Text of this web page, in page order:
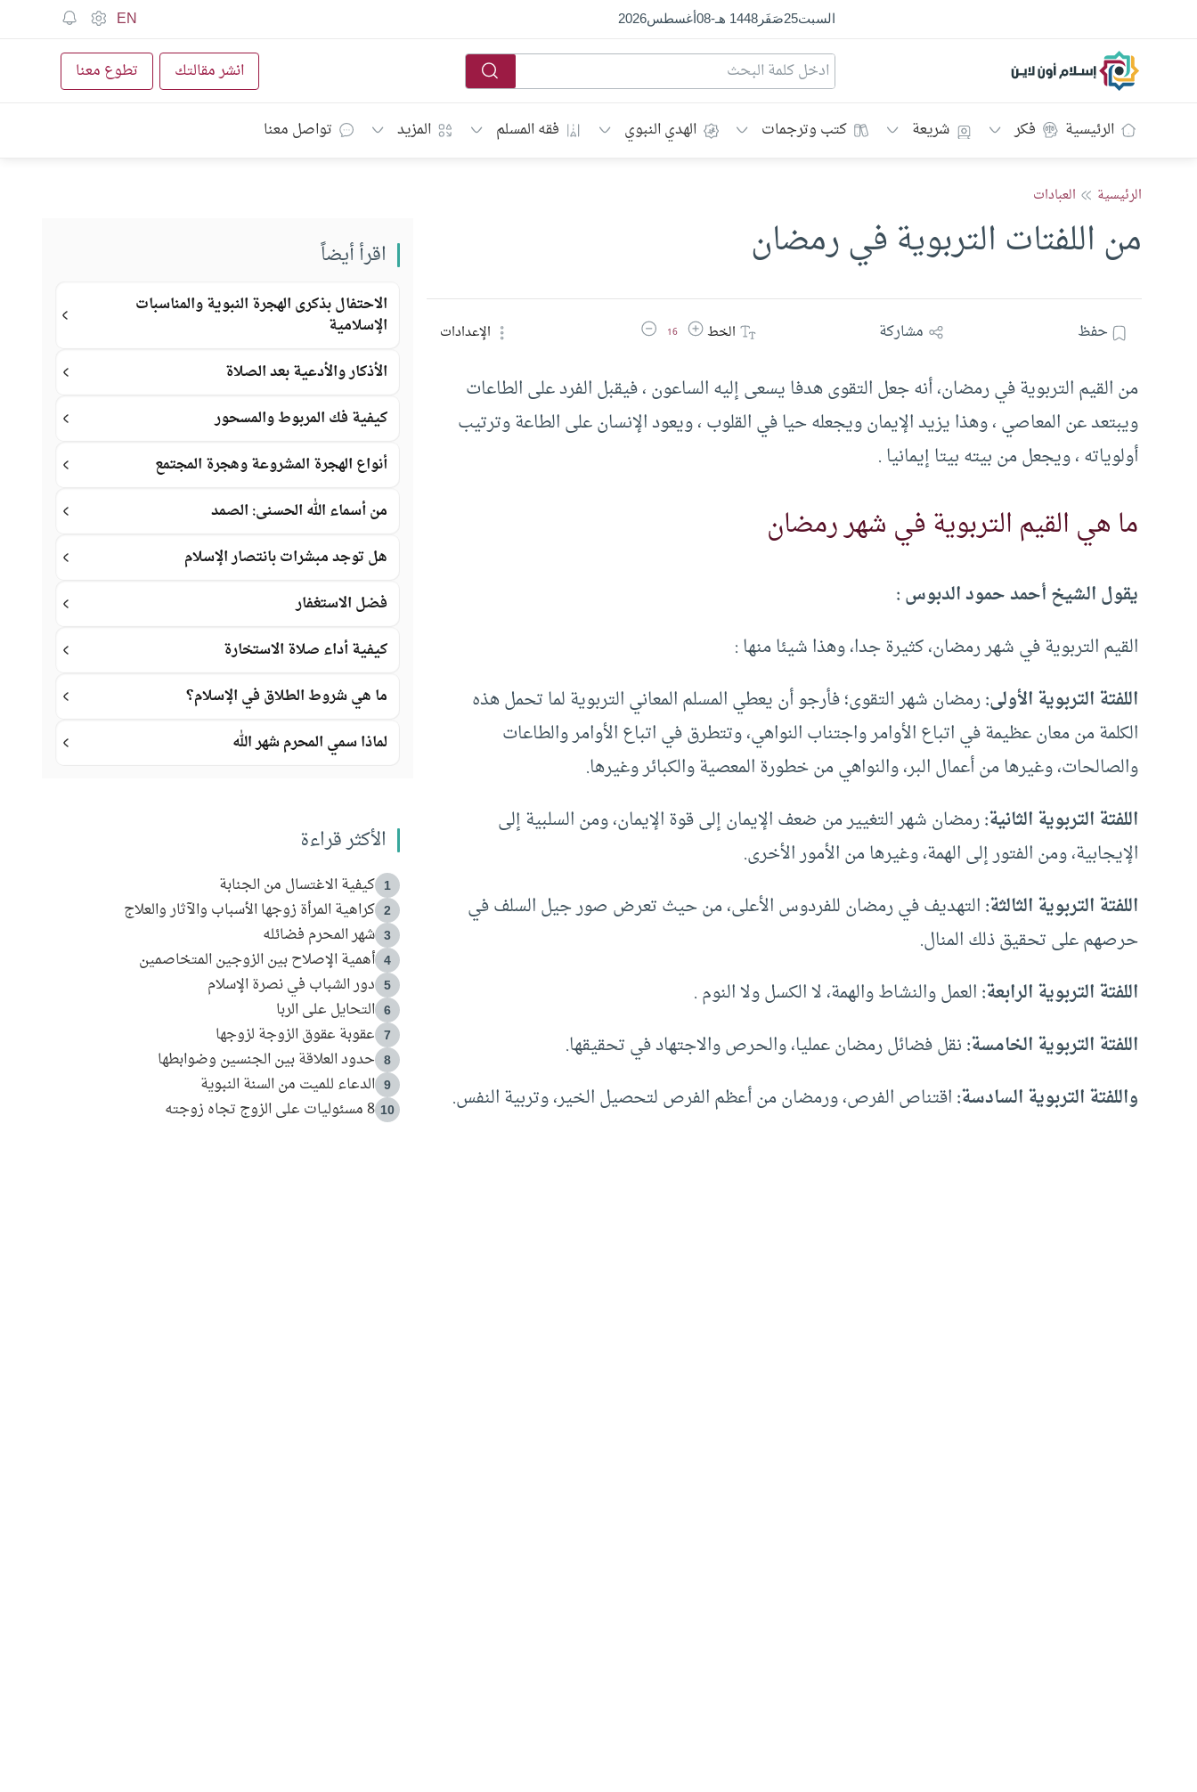
السبت25صَفَر1448 هـ -
08أغسطس2026
EN
إسلام أون لاين انشر مقالتك تطوع معنا
الرئيسية فكر شريعة كتب وترجمات الهدي النبوي فقه المسلم المزيد تواصل معنا
الرئيسية العبادات
من اللفتات التربوية في رمضان
حفظ مشاركة الخطزيادة حجم الخط
16 تقليل حجم الخط الإعدادات
من القيم التربوية في رمضان، أنه جعل التقوى هدفا يسعى إليه الساعون ، فيقبل الفرد على الطاعات
ويبتعد عن المعاصي ، وهذا يزيد الإيمان ويجعله حيا في القلوب ، ويعود الإنسان على الطاعة وترتيب
أولوياته ، ويجعل من بيته بيتا إيمانيا .
ما هي القيم التربوية في شهر رمضان
يقول الشيخ أحمد حمود الدبوس :
القيم التربوية في شهر رمضان، كثيرة جدا، وهذا شيئا منها :
اللفتة التربوية الأولى:رمضان شهر التقوى؛ فأرجو أن يعطي المسلم المعاني التربوية لما تحمل هذه
الكلمة من معان عظيمة في اتباع الأوامر واجتناب النواهي، وتتطرق في اتباع الأوامر والطاعات
والصالحات، وغيرها من أعمال البر، والنواهي من خطورة المعصية والكبائر وغيرها.
اللفتة التربوية الثانية:رمضان شهر التغيير من ضعف الإيمان إلى قوة الإيمان، ومن السلبية إلى
الإيجابية، ومن الفتور إلى الهمة، وغيرها من الأمور الأخرى.
اللفتة التربوية الثالثة:التهديف في رمضان للفردوس الأعلى، من حيث تعرض صور جيل السلف في
حرصهم على تحقيق ذلك المنال.
اللفتة التربوية الرابعة:العمل والنشاط والهمة، لا الكسل ولا النوم .
اللفتة التربوية الخامسة:نقل فضائل رمضان عمليا، والحرص والاجتهاد في تحقيقها.
واللفتة التربوية السادسة:اقتناص الفرص، ورمضان من أعظم الفرص لتحصيل الخير، وتربية النفس.
اقرأ أيضاً
الاحتفال بذكرى الهجرة النبوية والمناسبات
الإسلامية
الأذكار والأدعية بعد الصلاة
كيفية فك المربوط والمسحور
أنواع الهجرة المشروعة وهجرة المجتمع
من أسماء الله الحسنى: الصمد
هل توجد مبشرات بانتصار الإسلام
فضل الاستغفار
كيفية أداء صلاة الاستخارة
ما هي شروط الطلاق في الإسلام؟
لماذا سمي المحرم شهر الله
الأكثر قراءة
1 كيفية الاغتسال من الجنابة
2 كراهية المرأة زوجها الأسباب والآثار والعلاج
3 شهر المحرم فضائله
4 أهمية الإصلاح بين الزوجين المتخاصمين
5 دور الشباب في نصرة الإسلام
6 التحايل على الربا
7 عقوبة عقوق الزوجة لزوجها
8 حدود العلاقة بين الجنسين وضوابطها
9 الدعاء للميت من السنة النبوية
10 8 مسئوليات على الزوج تجاه زوجته